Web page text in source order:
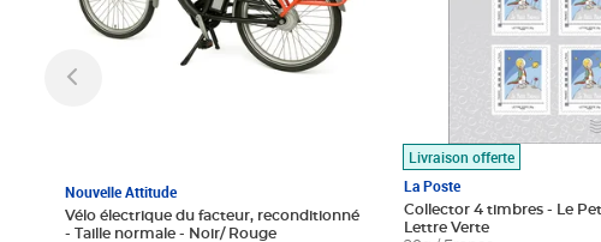
Nouvelle Attitude
Vélo électrique du facteur, reconditionné
- Taille normale - Noir/ Rouge
Livraison offerte
La Poste
Collector 4 timbres - Le
Lettre Verte